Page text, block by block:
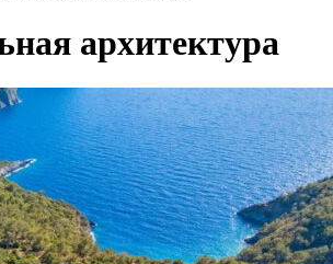
архитектура